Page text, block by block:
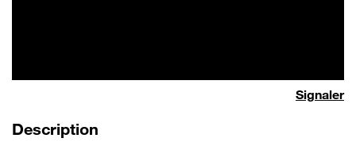
Signaler
Description